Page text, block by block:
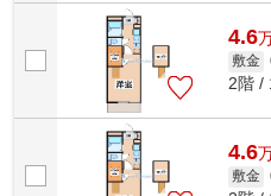
4.6
敷金
2階 /
4.6
敷金